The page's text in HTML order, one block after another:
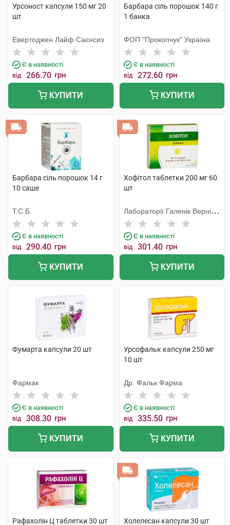
Урсоност капсули 150 мг 20
шт
Евертоджен Лайф Саєнсиз
Є в наявності
від 266.70 грн
КУПИТИ
Барбара сіль порошок 140 г
1 банка
ФОП "Прокопчук" Україна
Є в наявності
від 272.60 грн
КУПИТИ
Барбара сіль порошок 14 г
10 саше
Т.С.Б.
Є в наявності
від 290.40 грн
КУПИТИ
Хофітол таблетки 200 мг 60
шт
Лабораторії Галенік Вернін/
Франція
Є в наявності
від 301.40 грн
КУПИТИ
Фумарта капсули 20 шт
Фармак
Є в наявності
від 308.30 грн
КУПИТИ
Урсофальк капсули 250 мг
10 шт
Др. Фальк Фарма
Є в наявності
від 335.50 грн
КУПИТИ
Рафахолін Ц таблетки 30 шт Холелесан капсули 30 шт